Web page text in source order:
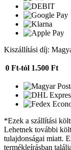
Kiszállítási díj:
0 Ft-tól 1.500 Ft
*Ezek a szállítási
Lehetnek további
tulajdonságai miatt.
termékleírásban